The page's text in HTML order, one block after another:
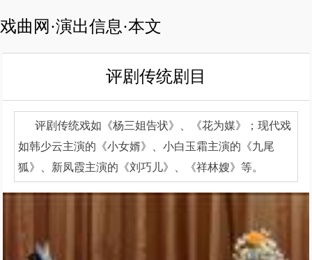
戏曲网·演出信息·本文
评剧传统剧目
评剧传统戏如《杨三姐告状》、《花为媒》；现代戏
如韩少云主演的《小女婿》、小白玉霜主演的《九尾
狐》、新凤霞主演的《刘巧儿》、《祥林嫂》等。